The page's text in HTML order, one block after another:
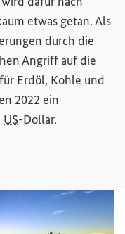
etwas getan. Als
durch die
Angriff auf die
Erdöl, Kohle und
2022 ein
US-Dollar.